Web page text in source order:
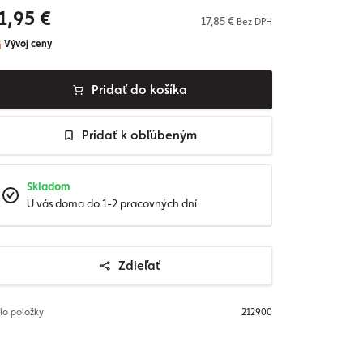
€ 17,85 € Bez DPH
Vývoj ceny
Pridať do košíka
Pridať k obľúbeným
Skladom
U vás doma do 1-2 pracovných dní
Zdieľať
položky 212900